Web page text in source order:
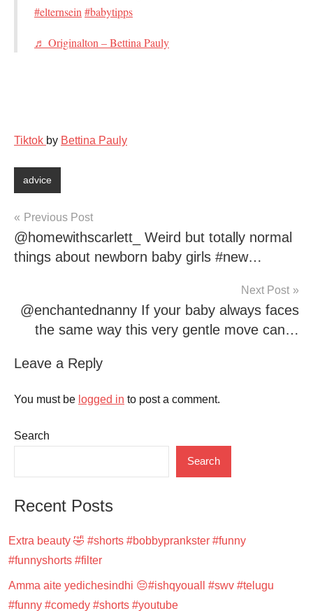
#elternsein #babytipps
♬ Originalton – Bettina Pauly
Tiktok by Bettina Pauly
advice
Post
navigation
Previous Post
@homewithscarlett_ Weird but totally normal
things about newborn baby girls #new…
Next Post
@enchantednanny If your baby always faces
the same way this very gentle move can…
Leave a Reply
You must be logged in to post a comment.
Search
Search
Recent Posts
Extra beauty 🤣 #shorts #bobbyprankster #funny
#funnyshorts #filter
Amma aite yedichesindhi 😔#ishqyouall #swv #telugu
#funny #comedy #shorts #youtube